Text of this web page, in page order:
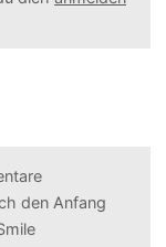
den Anfang